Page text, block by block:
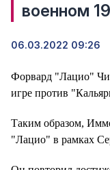
военном
06.03.2022 09:26
Форвард "Лацио"
игре против
Таким образом,
"Лацио" в рамках